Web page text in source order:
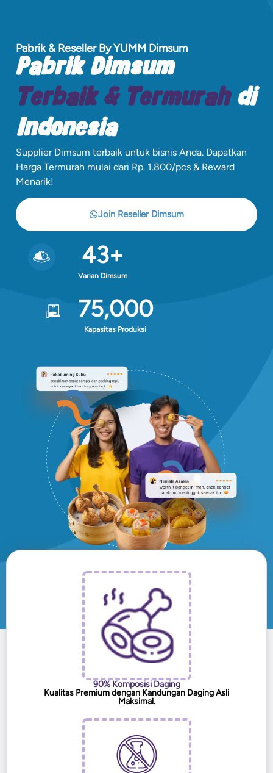
Pabrik & Reseller By YUMM Dimsum
Pabrik Dimsum
Terbaik & Termurahdi
Indonesia
Supplier Dimsum terbaik untuk bisnis Anda. Dapatkan
Harga Termurah mulai dari Rp. 1.800/pcs & Reward
Menarik!
Join Reseller Dimsum
Varian Dimsum
43+
Kapasitas Produksi
75,000
90% Komposisi Daging
Kualitas Premium dengan Kandungan Daging Asli
Maksimal.